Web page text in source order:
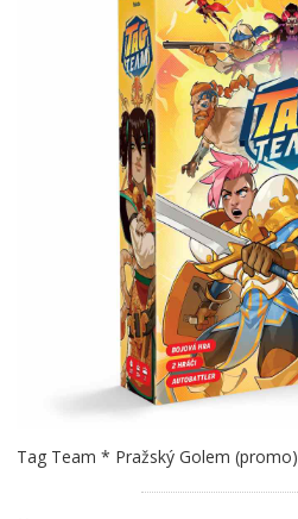
Tag Team * Pražský Golem (promo)